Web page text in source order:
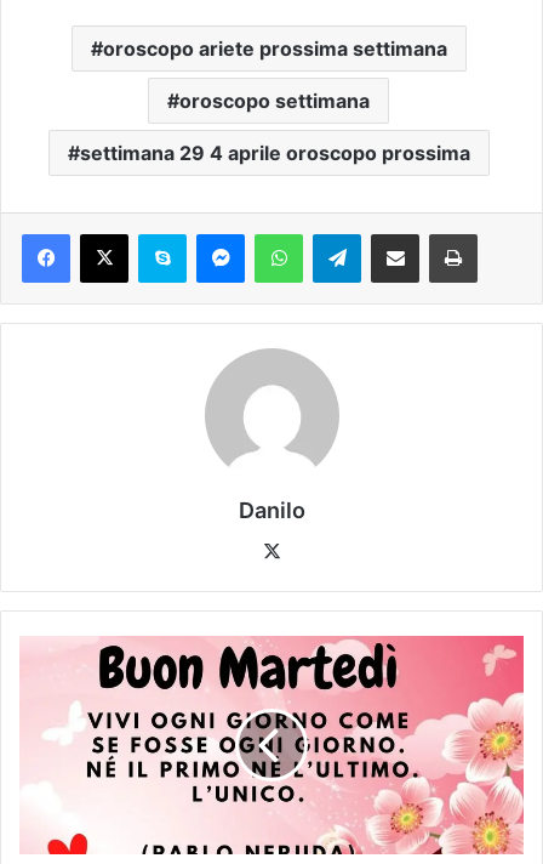
oroscopo ariete prossima settimana
oroscopo settimana
settimana 29 4 aprile oroscopo prossima
Danilo